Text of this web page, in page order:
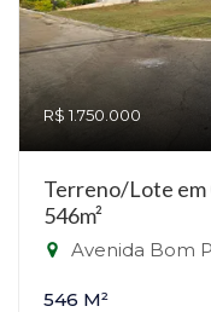
R$ 1.750.000
Terreno/Lote em
546m²
Avenida Bom
546 M²